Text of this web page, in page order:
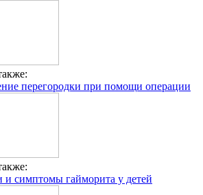
перегородки при помощи операции
и симптомы гайморита у детей